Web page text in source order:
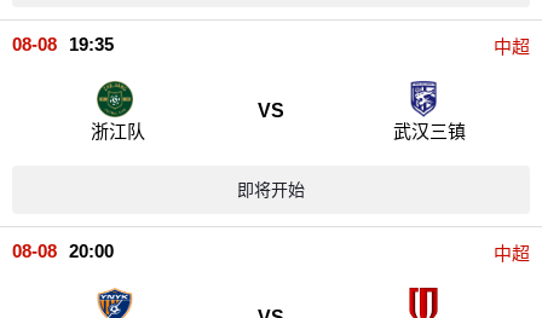
19:35
08-08 中超
浙江队
VS
武汉三镇
即将开始
20:00
08-08 中超